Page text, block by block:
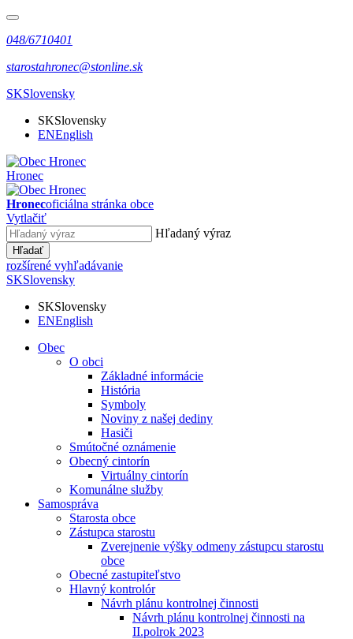
048/6710401
starostahronec@stonline.sk
SKSlovensky
SKSlovensky
ENEnglish
Hronec
Hronecoficiálna stránka obce
Vytlačiť
Hľadaný výraz
Hľadať
rozšírené vyhľadávanie
SKSlovensky
SKSlovensky
ENEnglish
Obec
O obci
Základné informácie
História
Symboly
Noviny z našej dediny
Hasiči
Smútočné oznámenie
Obecný cintorín
Virtuálny cintorín
Komunálne služby
Samospráva
Starosta obce
Zástupca starostu
Zverejnenie výšky odmeny zástupcu starostu
obce
Obecné zastupiteľstvo
Hlavný kontrolór
Návrh plánu kontrolnej činnosti
Návrh plánu kontrolnej činnosti na
II.polrok 2023